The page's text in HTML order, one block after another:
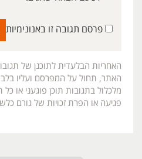
פרסם תגובה זו באנונימיות
האחריות הבלעדית לתוכנן של
האתר, תחול על המפרסם ועליו
מלכלול בתגובות תוכן פוגעני או
פגיעה או הפרת זכויות של גורם